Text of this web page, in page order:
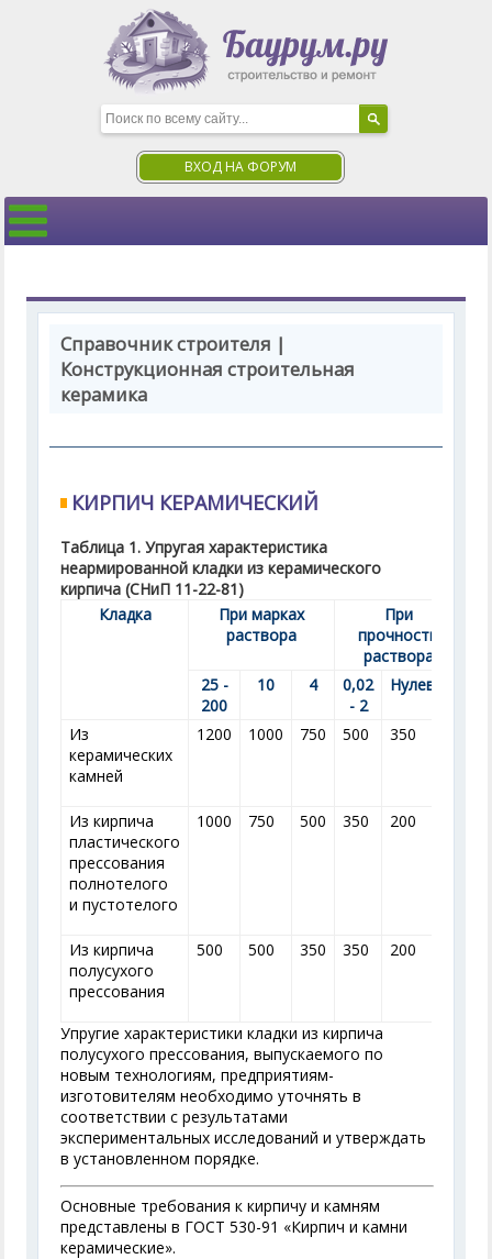
ВХОД НА ФОРУМ
Справочник строителя |
Конструкционная строительная
керамика
КИРПИЧ КЕРАМИЧЕСКИЙ
Таблица 1. Упругая характеристика
неармированной кладки из керамического
кирпича (СНиП 11-22-81)
Кладка
При марках
раствора
При
прочности
раствора
25 -
200
10 4
0,02
- 2
Нулевой
Из
керамических
камней
1200 1000 750 500 350
Из кирпича
пластического
прессования
полнотелого
и пустотелого
1000 750 500 350 200
Из кирпича
полусухого
прессования
500 500 350 350 200
Упругие характеристики кладки из кирпича
полусухого прессования, выпускаемого по
новым технологиям, предприятиям-
изготовителям необходимо уточнять в
соответствии с результатами
экспериментальных исследований и утверждать
в установленном порядке.
Основные требования к кирпичу и камням
представлены в ГОСТ 530-91 «Кирпич и камни
керамические».